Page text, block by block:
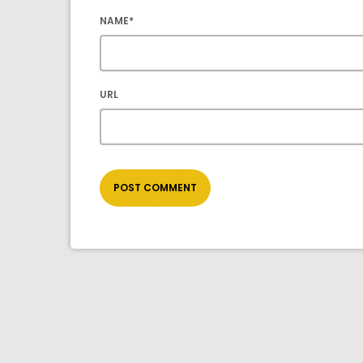
NAME*
URL